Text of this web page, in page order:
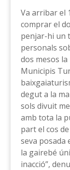
Va arribar el
comprar el
penjar-hi un
personals
dos mesos la
Municipis
degut a la
sols divuit
amb tota la
part el cos
seva posada
la gairebé
inacció”,